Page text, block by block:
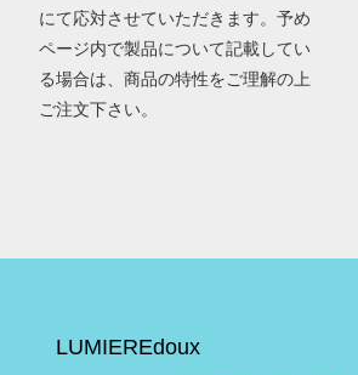
にて応対させていただきます。予め
ページ内で製品について記載してい
る場合は、商品の特性をご理解の上
ご注文下さい。
LUMIEREdoux